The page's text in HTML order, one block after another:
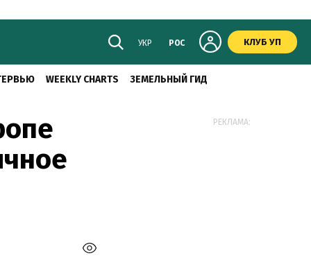
УКР РОС КЛУБ УП
WEEKLY CHARTS ЗЕМЕЛЬНЫЙ ГИД
РЕКЛАМА: